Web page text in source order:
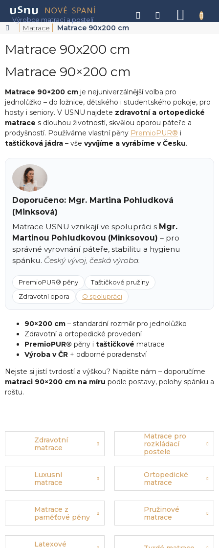
obsah
Domů
Matrace Matrace 90x200 cm
Matrace 90x200 cm
Matrace 90×200 cm
Matrace 90×200 cm je nejuniverzálnější volba pro
jednolůžko – do ložnice, dětského i studentského pokoje, pro
hosty i seniory. V USNU najdete zdravotní a ortopedické
matrace s dlouhou životností, skvělou oporou páteře a
prodyšností. Používáme vlastní pěny PremioPUR® i
taštičková jádra – vše vyvíjíme a vyrábíme v Česku.
Doporučeno: Mgr. Martina Pohludková
(Minksová)
Matrace USNU vznikají ve spolupráci s Mgr.
Martinou Pohludkovou (Minksovou) – pro
správné vyrovnání páteře, stabilitu a hygienu
spánku. Český vývoj, česká výroba.
PremioPUR® pěny
Taštičkové pružiny
Zdravotní opora
O spolupráci
90×200 cm – standardní rozměr pro jednolůžko
Zdravotní a ortopedické provedení
PremioPUR® pěny i taštičkové matrace
Výroba v ČR + odborné poradenství
Nejste si jistí tvrdostí a výškou? Napište nám – doporučíme
matraci 90×200 cm na míru podle postavy, polohy spánku a
roštu.
Zdravotní
matrace
Matrace pro
rozkládací
postele
Luxusní
matrace
Ortopedické
matrace
Matrace z
paměťové pěny
Pružinové
matrace
Latexové